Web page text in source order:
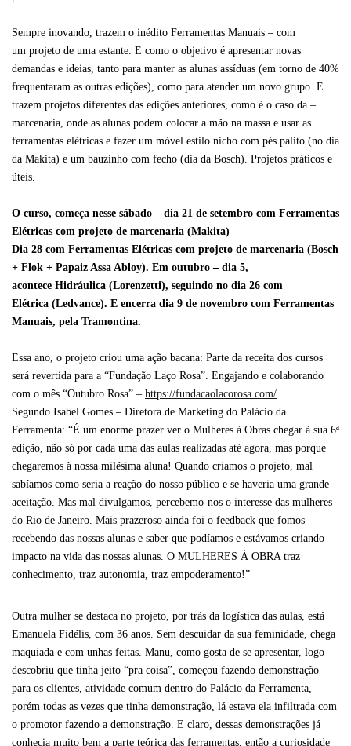
Sempre inovando, trazem o inédito Ferramentas Manuais – com
um projeto de uma estante. E como o objetivo é apresentar novas
demandas e ideias, tanto para manter as alunas assíduas (em torno de 40%
frequentaram as outras edições), como para atender um novo grupo. E
trazem projetos diferentes das edições anteriores, como é o caso da –
marcenaria, onde as alunas podem colocar a mão na massa e usar as
ferramentas elétricas e fazer um móvel estilo nicho com pés palito (no dia
da Makita) e um bauzinho com fecho (dia da Bosch). Projetos práticos e
úteis.
O curso, começa nesse sábado – dia 21 de setembro com Ferramentas
Elétricas com projeto de marcenaria (Makita) –
Dia 28 com Ferramentas Elétricas com projeto de marcenaria (Bosch
+ Flok + Papaiz Assa Abloy). Em outubro – dia 5,
acontece Hidráulica (Lorenzetti), seguindo no dia 26 com
Elétrica (Ledvance). E encerra dia 9 de novembro com Ferramentas
Manuais, pela Tramontina.
Essa ano, o projeto criou uma ação bacana: Parte da receita dos cursos
será revertida para a “Fundação Laço Rosa”. Engajando e colaborando
com o mês “Outubro Rosa” – https://fundacaolacorosa.com/
Segundo Isabel Gomes – Diretora de Marketing do Palácio da
Ferramenta: “É um enorme prazer ver o Mulheres à Obras chegar à sua 6ª
edição, não só por cada uma das aulas realizadas até agora, mas porque
chegaremos à nossa milésima aluna! Quando criamos o projeto, mal
sabíamos como seria a reação do nosso público e se haveria uma grande
aceitação. Mas mal divulgamos, percebemo-nos o interesse das mulheres
do Rio de Janeiro. Mais prazeroso ainda foi o feedback que fomos
recebendo das nossas alunas e saber que podíamos e estávamos criando
impacto na vida das nossas alunas. O MULHERES À OBRA traz
conhecimento, traz autonomia, traz empoderamento!”
Outra mulher se destaca no projeto, por trás da logística das aulas, está
Emanuela Fidélis, com 36 anos. Sem descuidar da sua feminidade, chega
maquiada e com unhas feitas. Manu, como gosta de se apresentar, logo
descobriu que tinha jeito “pra coisa”, começou fazendo demonstração
para os clientes, atividade comum dentro do Palácio da Ferramenta,
porém todas as vezes que tinha demonstração, lá estava ela infiltrada com
o promotor fazendo a demonstração. E claro, dessas demonstrações já
conhecia muito bem a parte teórica das ferramentas, então a curiosidade